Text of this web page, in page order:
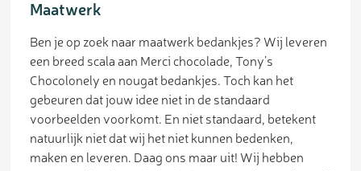
Maatwerk
Ben je op zoek naar maatwerk bedankjes? Wij leveren
een breed scala aan Merci chocolade, Tony’s
Chocolonely en nougat bedankjes. Toch kan het
gebeuren dat jouw idee niet in de standaard
voorbeelden voorkomt. En niet standaard, betekent
natuurlijk niet dat wij het niet kunnen bedenken,
maken en leveren. Daag ons maar uit! Wij hebben